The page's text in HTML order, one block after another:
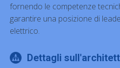
fornendo le competenze
garantire una posizione di
elettrico.
Dettagli